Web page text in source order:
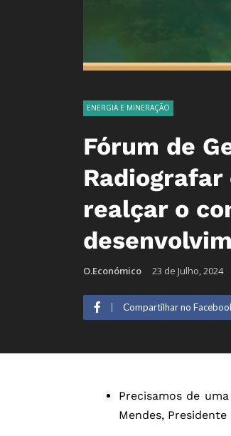
ENERGIA E MINERAÇÃO
Fórum de
realçar o
O.Económico 23 de Julho, 2024
Compartilhar no
Precisamos de
Mendes, Presidente